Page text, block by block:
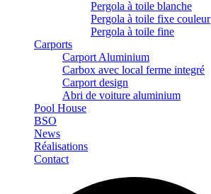
Pergola à toile blanche
Pergola à toile fixe couleur
Pergola à toile fine
Carports
Carport Aluminium
Carbox avec local ferme integré
Carport design
Abri de voiture aluminium
Pool House
BSO
News
Réalisations
Contact